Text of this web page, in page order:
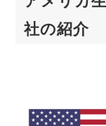
社の紹介